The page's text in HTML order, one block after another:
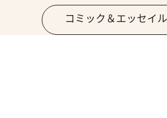
コミック＆エッセイ